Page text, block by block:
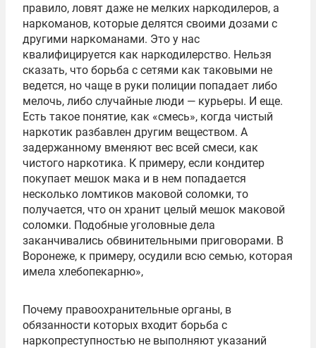
правило, ловят даже не мелких наркодилеров, а
наркоманов, которые делятся своими дозами с
другими наркоманами. Это у нас
квалифицируется как наркодилерство. Нельзя
сказать, что борьба с сетями как таковыми не
ведется, но чаще в руки полиции попадает либо
мелочь, либо случайные люди — курьеры. И еще.
Есть такое понятие, как «смесь», когда чистый
наркотик разбавлен другим веществом. А
задержанному вменяют вес всей смеси, как
чистого наркотика. К примеру, если кондитер
покупает мешок мака и в нем попадается
несколько ломтиков маковой соломки, то
получается, что он хранит целый мешок маковой
соломки. Подобные уголовные дела
заканчивались обвинительными приговорами. В
Воронеже, к примеру, осудили всю семью, которая
имела хлебопекарню»,
Почему правоохранительные органы, в
обязанности которых входит борьба с
наркопреступностью не выполняют указаний